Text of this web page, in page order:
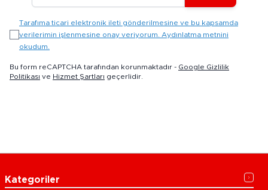
Tarafıma ticari elektronik ileti gönderilmesine ve bu kapsamda
verilerimin işlenmesine onay veriyorum. Aydınlatma metnini
okudum.
Bu form reCAPTCHA tarafından korunmaktadır - Google Gizlilik
Politikası ve Hizmet Şartları geçerlidir.
Kategoriler